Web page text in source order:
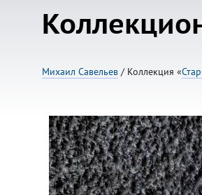
Михаил Савельев / Коллекция «